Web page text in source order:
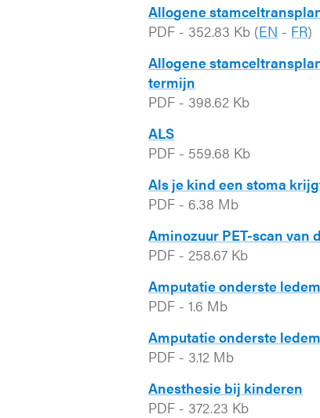
Allogene
PDF - 352.83 Kb (EN - FR)
Allogene
termijn
PDF - 398.62 Kb
ALS
PDF - 559.68 Kb
Als je kind een stoma
PDF - 6.38 Mb
Aminozuur PET-scan van
PDF - 258.67 Kb
Amputatie onderste
PDF -1.6 Mb
Amputatie onderste
PDF - 3.12 Mb
Anesthesie bij kinderen
PDF - 372.23 Kb